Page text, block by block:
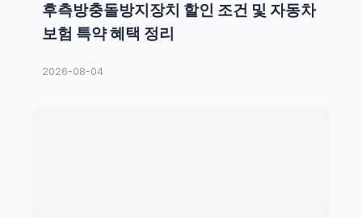
후측방충돌방지장치 할인 조건 및 자동차
보험 특약 혜택 정리
2026-08-04